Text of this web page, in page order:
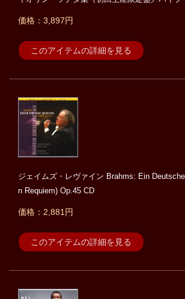
価格：3,897円
このアイテムの詳細を見る
ジェイムズ・レヴァイン Brahms: Ein
n Requiem) Op.45 CD
価格：2,881円
このアイテムの詳細を見る